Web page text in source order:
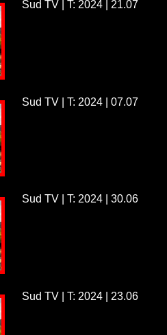
Sud TV | T: 2024 | 21.07
Sud TV | T: 2024 | 07.07
Sud TV | T: 2024 | 30.06
Sud TV | T: 2024 | 23.06